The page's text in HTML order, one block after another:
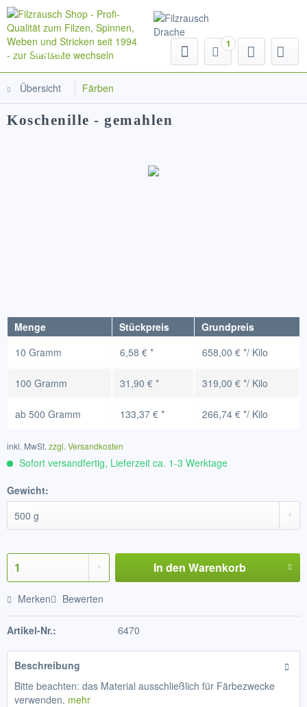
Menü 1
Übersicht Färben
Koschenille - gemahlen
Menge Stückpreis
Grundpreis
10 Gramm
6,58 € * 658,00 € */ Kilo
100 Gramm 31,90 € * 319,00 € */ Kilo
ab 500 Gramm 133,37 € * 266,74 € */ Kilo
inkl. MwSt. zzgl. Versandkosten
Sofort versandfertig, Lieferzeit ca. 1-3 Werktage
Gewicht:
In den Warenkorb
Merken Bewerten
Artikel-Nr.: 6470
Beschreibung
Bitte beachten: das Material ausschließlich für Färbezwecke
verwenden. mehr